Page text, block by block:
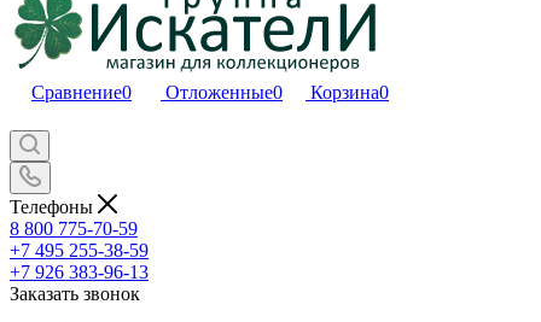
Сравнение0 Отложенные0 Корзина0
Телефоны
8 800 775-70-59
+7 495 255-38-59
+7 926 383-96-13
Заказать звонок